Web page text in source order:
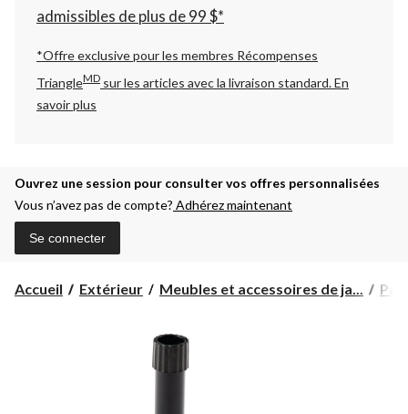
admissibles de plus de 99 $*
*Offre exclusive pour les membres Récompenses
TriangleMD sur les articles avec la livraison standard.En
savoir plus
Ouvrez une session pour consulter vos offres personnalisées
Vous n’avez pas de compte? Adhérez maintenant
Se connecter
Accueil Extérieur Meubles et accessoires de ja...